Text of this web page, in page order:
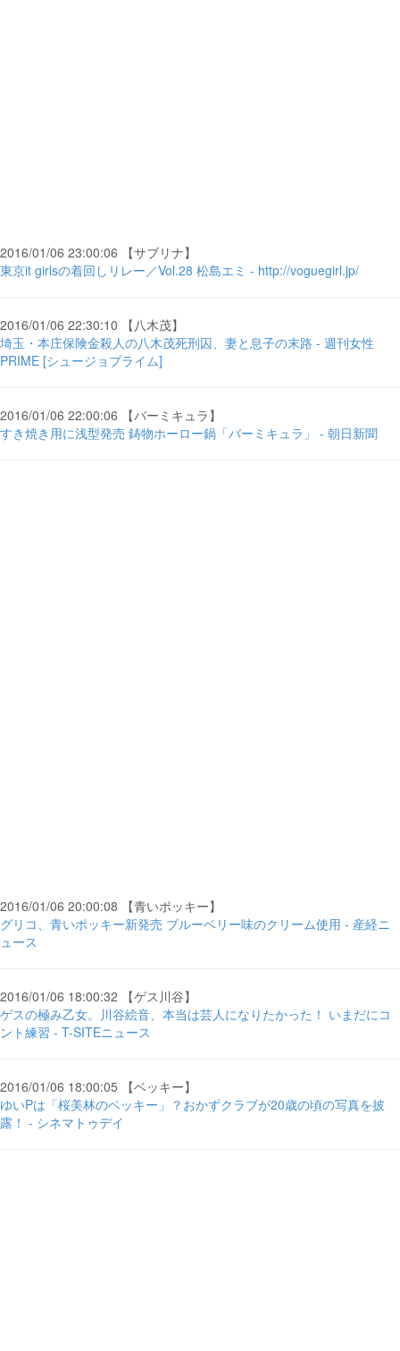
2016/01/06 23:00:06 【サブリナ】
東京it girlsの着回しリレー／Vol.28 松島エミ - http://voguegirl.jp/
2016/01/06 22:30:10 【八木茂】
埼玉・本庄保険金殺人の八木茂死刑囚、妻と息子の末路 - 週刊女性
PRIME [シュージョプライム]
2016/01/06 22:00:06 【バーミキュラ】
すき焼き用に浅型発売 鋳物ホーロー鍋「バーミキュラ」 - 朝日新聞
2016/01/06 20:00:08 【青いポッキー】
グリコ、青いポッキー新発売 ブルーベリー味のクリーム使用 - 産経ニ
ュース
2016/01/06 18:00:32 【ゲス川谷】
ゲスの極み乙女。川谷絵音、本当は芸人になりたかった！ いまだにコ
ント練習 - T-SITEニュース
2016/01/06 18:00:05 【ベッキー】
ゆいPは「桜美林のベッキー」？おかずクラブが20歳の頃の写真を披
露！ - シネマトゥデイ